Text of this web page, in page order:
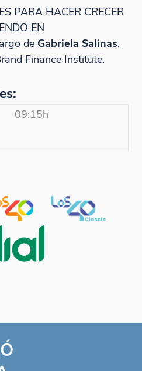
PARA HACER CRECER
EN
de Gabriela Salinas,
Finance Institute.
09:15h